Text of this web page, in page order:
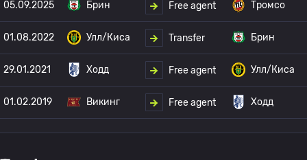
05.09.2025 Брин Free agent Тромсо
01.08.2022 Улл/Киса Transfer Брин
29.01.2021 Ходд Free agent Улл/Киса
01.02.2019 Викинг Free agent Ходд